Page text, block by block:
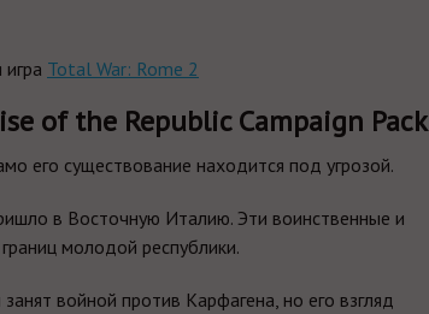
Total War: Rome 2
of the Republic Campaign Pack
его существование находится под угрозой.
в Восточную Италию. Эти воинственные и
молодой республики.
войной против Карфагена, но его взгляд